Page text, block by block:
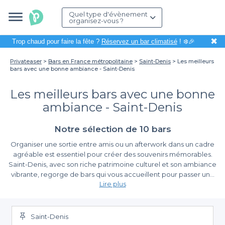
Quel type d'évènement
organisez-vous ?
Trop chaud pour faire la fête ? Réservez un bar climatisé! ❄️🎉 ✖
Privateaser Bars en France métropolitaine Saint-Denis
Les meilleurs
bars avec une bonne ambiance - Saint-Denis
Les meilleurs bars avec une bonne
ambiance - Saint-Denis
Notre sélection de 10 bars
Organiser une sortie entre amis ou un afterwork dans un cadre
agréable est essentiel pour créer des souvenirs mémorables.
Saint-Denis, avec son riche patrimoine culturel et son ambiance
vibrante, regorge de bars qui vous accueillent pour passer une
soirée animée. Que vous soyez adepte de musique live, de
chaleureux, nous vous mettons en avant les meilleurs bars de
cette ville où la bonne humeur règne.
L'importance de choisir un bon bar
En choisissant un bar avec une bonne ambiance, vous assurez à
Lire plus
Saint-Denis